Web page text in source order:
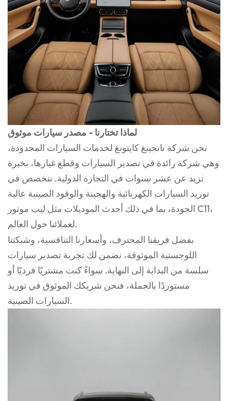
لماذا تختارنا - مصدر سيارات موثوق
نحن شركة نانجينغ كايتونغ لخدمات السيارات المحدودة،
وهي شركة رائدة في تصدير السيارات وقطع غيارها، بخبرة
تزيد عن عشر سنوات في التجارة الدولية. نتخصص في
توريد السيارات الكهربائية والهجينة والوقود الصينية عالية
الجودة، بما في ذلك أحدث الموديلات مثل ليب موتور C11،
لعملائنا حول العالم.
بفضل فريقنا المحترف، وأسعارنا التنافسية، وشبكتنا
اللوجستية الموثوقة، نضمن لك تجربة تصدير سيارات
سلسة من البداية إلى النهاية. سواءً كنت مشتريًا فرديًا أو
مستوردًا بالجملة، فنحن شريكك الموثوق في توريد
السيارات الصينية.